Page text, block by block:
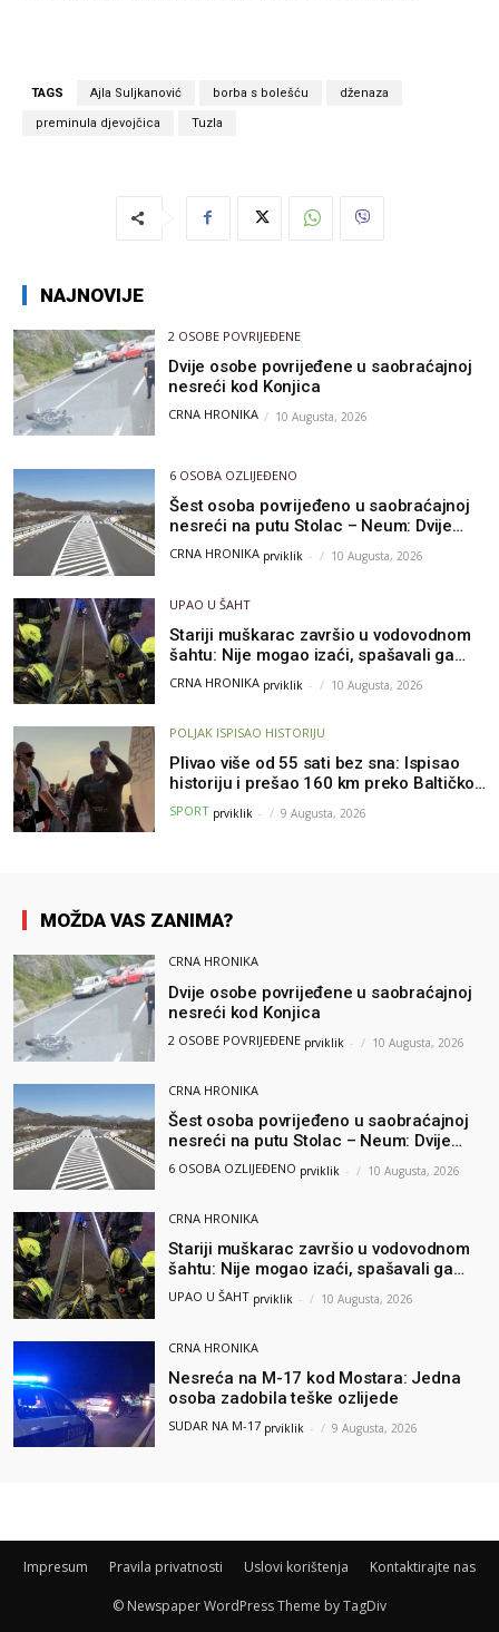
TAGS Ajla Suljkanović borba s bolešću dženaza
preminula djevojčica Tuzla
NAJNOVIJE
2 OSOBE POVRIJEĐENE
Dvije osobe povrijeđene u saobraćajnoj
nesreći kod Konjica
CRNA HRONIKA 10 Augusta, 2026
6 OSOBA OZLIJEĐENO
Šest osoba povrijeđeno u saobraćajnoj
nesreći na putu Stolac – Neum: Dvije
osobe zadobile teške tjelesne povrede
CRNA HRONIKA prviklik - 10 Augusta, 2026
UPAO U ŠAHT
Stariji muškarac završio u vodovodnom
šahtu: Nije mogao izaći, spašavali ga
vatrogasci
CRNA HRONIKA prviklik - 10 Augusta, 2026
POLJAK ISPISAO HISTORIJU
Plivao više od 55 sati bez sna: Ispisao
historiju i prešao 160 km preko Baltičkog
mora – a podvig posvetio djeci oboljeloj
od raka
SPORT prviklik - 9 Augusta, 2026
MOŽDA VAS ZANIMA?
CRNA HRONIKA
Dvije osobe povrijeđene u saobraćajnoj
nesreći kod Konjica
2 OSOBE POVRIJEĐENE prviklik - 10 Augusta, 2026
CRNA HRONIKA
Šest osoba povrijeđeno u saobraćajnoj
nesreći na putu Stolac – Neum: Dvije
osobe zadobile teške tjelesne povrede
6 OSOBA OZLIJEĐENO prviklik - 10 Augusta, 2026
CRNA HRONIKA
Stariji muškarac završio u vodovodnom
šahtu: Nije mogao izaći, spašavali ga
vatrogasci
UPAO U ŠAHT prviklik - 10 Augusta, 2026
CRNA HRONIKA
Nesreća na M-17 kod Mostara: Jedna
osoba zadobila teške ozlijede
SUDAR NA M-17 prviklik - 9 Augusta, 2026
Impresum Pravila privatnosti Uslovi korištenja Kontaktirajte nas
© Newspaper WordPress Theme by TagDiv